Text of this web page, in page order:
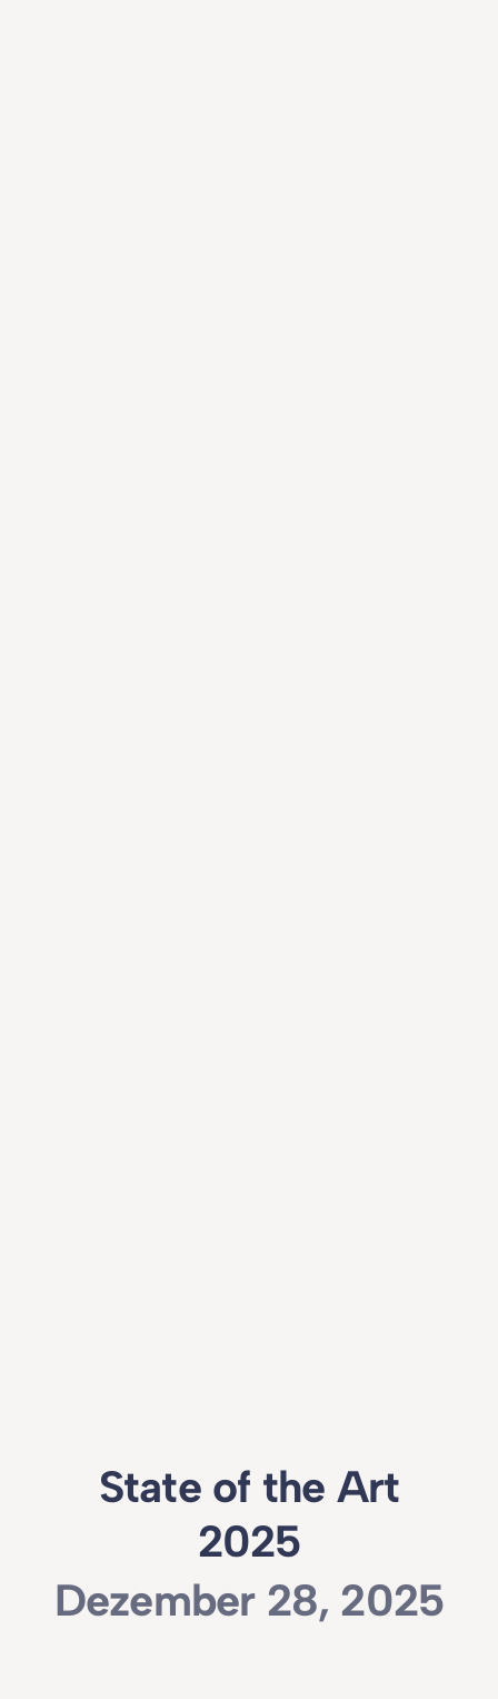
State of the Art
2025
Dezember 28, 2025